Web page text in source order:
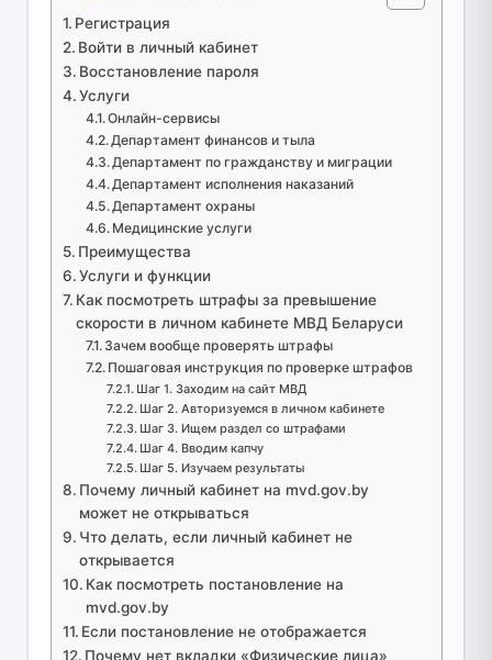
Регистрация
Войти в личный кабинет
Восстановление пароля
Услуги
Онлайн-сервисы
Департамент финансов и тыла
Департамент по гражданству и миграции
Департамент исполнения наказаний
Департамент охраны
Медицинские услуги
Преимущества
Услуги и функции
Как посмотреть штрафы за превышение
скорости в личном кабинете МВД Беларуси
Зачем вообще проверять штрафы
Пошаговая инструкция по проверке штрафов
Шаг 1. Заходим на сайт МВД
Шаг 2. Авторизуемся в личном кабинете
Шаг 3. Ищем раздел со штрафами
Шаг 4. Вводим капчу
Шаг 5. Изучаем результаты
Почему личный кабинет на mvd.gov.by
может не открываться
Что делать, если личный кабинет не
открывается
Как посмотреть постановление на
mvd.gov.by
Если постановление не отображается
Почему нет вкладки «Физические лица»